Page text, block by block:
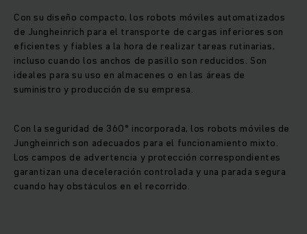
Con su diseño compacto, los robots móviles automatizados
de Jungheinrich para el transporte de cargas inferiores son
eficientes y fiables a la hora de realizar tareas rutinarias,
incluso cuando los anchos de pasillo son reducidos. Son
ideales para su uso en almacenes o en las áreas de
suministro y producción de su empresa.
Con la seguridad de 360° incorporada, los robots móviles de
Jungheinrich son adecuados para el funcionamiento mixto.
Los campos de advertencia y protección correspondientes
garantizan una deceleración controlada y una parada segura
cuando hay obstáculos en el recorrido.